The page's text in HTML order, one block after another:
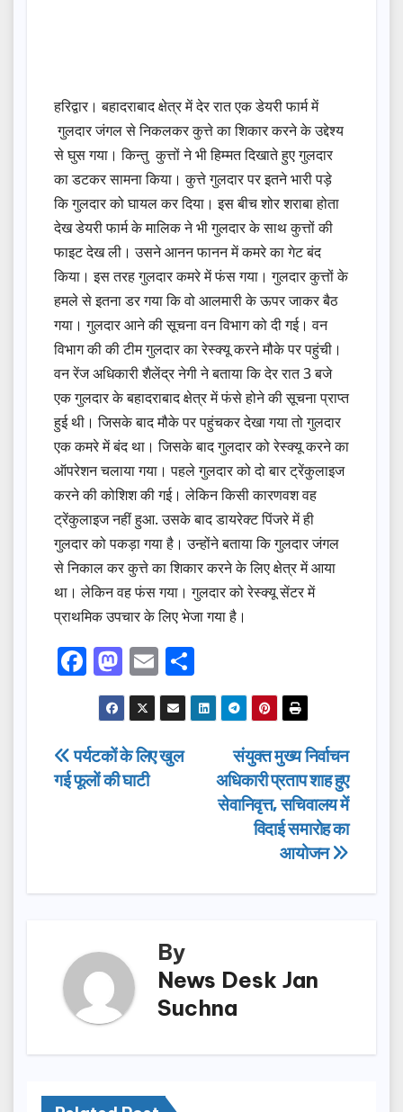
हरिद्वार। बहादराबाद क्षेत्र में देर रात एक डेयरी फार्म में
गुलदार जंगल से निकलकर कुत्ते का शिकार करने के उद्देश्य
से घुस गया। किन्तु कुत्तों ने भी हिम्मत दिखाते हुए गुलदार
का डटकर सामना किया। कुत्ते गुलदार पर इतने भारी पड़े
कि गुलदार को घायल कर दिया। इस बीच शोर शराबा होता
देख डेयरी फार्म के मालिक ने भी गुलदार के साथ कुत्तों की
फाइट देख ली। उसने आनन फानन में कमरे का गेट बंद
किया। इस तरह गुलदार कमरे में फंस गया। गुलदार कुत्तों के
हमले से इतना डर गया कि वो आलमारी के ऊपर जाकर बैठ
गया। गुलदार आने की सूचना वन विभाग को दी गई। वन
विभाग की की टीम गुलदार का रेस्क्यू करने मौके पर पहुंची।
वन रेंज अधिकारी शैलेंद्र नेगी ने बताया कि देर रात 3 बजे
एक गुलदार के बहादराबाद क्षेत्र में फंसे होने की सूचना प्राप्त
हुई थी। जिसके बाद मौके पर पहुंचकर देखा गया तो गुलदार
एक कमरे में बंद था। जिसके बाद गुलदार को रेस्क्यू करने का
ऑपरेशन चलाया गया। पहले गुलदार को दो बार ट्रेंकुलाइज
करने की कोशिश की गई। लेकिन किसी कारणवश वह
ट्रेंकुलाइज नहीं हुआ. उसके बाद डायरेक्ट पिंजरे में ही
गुलदार को पकड़ा गया है। उन्होंने बताया कि गुलदार जंगल
से निकाल कर कुत्ते का शिकार करने के लिए क्षेत्र में आया
था। लेकिन वह फंस गया। गुलदार को रेस्क्यू सेंटर में
प्राथमिक उपचार के लिए भेजा गया है।
F
a
c
e
b
M
a
st
o
d
E
m
ail
h
ar
Post
navigation
संयुक्त मुख्य निर्वाचन
अधिकारी प्रताप शाह हुए
सेवानिवृत्त, सचिवालय में
विदाई समारोह का
आयोजन
पर्यटकों के लिए खुल
गई फूलों की घाटी
By
News Desk Jan
Suchna